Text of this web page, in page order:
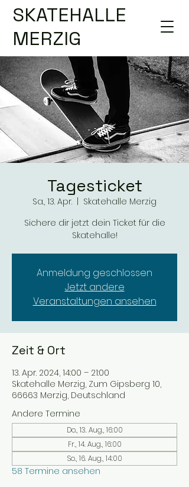
SKATEHALLE
MERZIG
Tagesticket
Sa., 13. Apr.
Skatehalle Merzig
Sichere dir jetzt dein Ticket für die
Skatehalle!
Anmeldung geschlossen
Jetzt andere
Veranstaltungen ansehen
Zeit & Ort
13. Apr. 2024, 14:00 – 21:00
Skatehalle Merzig, Zum Gipsberg 10,
66663 Merzig, Deutschland
Andere Termine
Do., 13. Aug., 16:00
Fr., 14. Aug., 16:00
So., 16. Aug., 14:00
58 Termine ansehen